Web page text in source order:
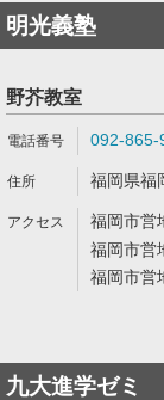
明光義塾
野芥教室
092-865-
福岡県福
福岡市営
福岡市営
福岡市営
九大進学ゼミ